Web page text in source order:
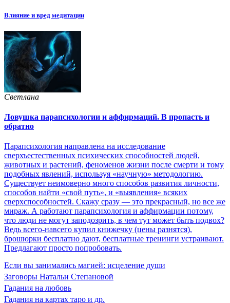
Влияние и вред медитации
Светлана
Ловушка парапсихологии и аффирмаций. В пропасть и
обратно
Парапсихология направлена на исследование
сверхъестественных психических способностей людей,
животных и растений, феноменов жизни после смерти и тому
подобных явлений, используя «научную» методологию.
Существует неимоверно много способов развития личности,
способов найти «свой путь», и «выявления» всяких
сверхспособностей. Скажу сразу — это прекрасный, но все же
мираж. А работают парапсихология и аффирмации потому,
что люди не могут заподозрить, в чем тут может быть подвох?
Ведь всего-навсего купил книжечку (цены разнятся),
брошюрки бесплатно дают, бесплатные тренинги устраивают.
Предлагают просто попробовать.
Если вы занимались магией: исцеление души
Заговоры Натальи Степановой
Гадания на любовь
Гадания на картах таро и др.